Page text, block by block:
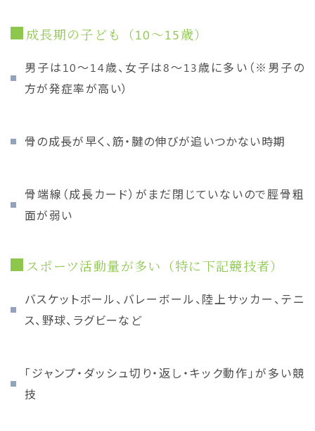
成長期の子ども（10〜15歳）
男子は10〜14歳、女子は8〜13歳に多い（※男子の
方が発症率が高い）
骨の成長が早く、筋・腱の伸びが追いつかない時期
骨端線（成長カード）がまだ閉じていないので脛骨粗
面が弱い
スポーツ活動量が多い（特に下記競技者）
バスケットボール、バレーボール、陸上サッカー、テニ
ス、野球、ラグビーなど
「ジャンプ・ダッシュ切り・返し・キック動作」が多い競
技